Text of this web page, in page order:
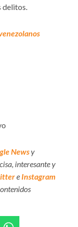
delitos.
Newsy
interesante y
e Instagram